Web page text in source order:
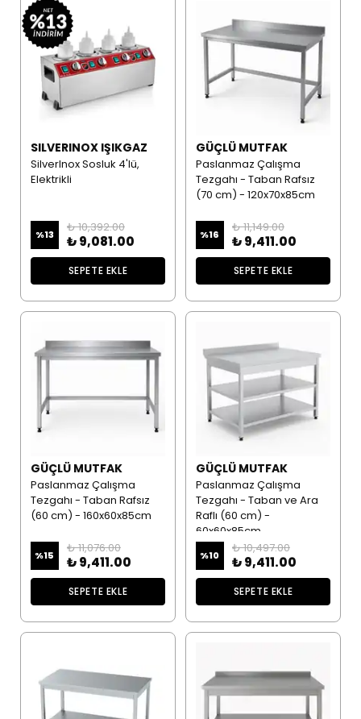
SILVERINOX IŞIKGAZ
SilverInox Sosluk 4'lü,
Elektrikli
%13
₺ 10,392.00
₺ 9,081.00
SEPETE EKLE
GÜÇLÜ MUTFAK
Paslanmaz Çalışma
Tezgahı - Taban Rafsız
(70 cm) - 120x70x85cm
%16
₺ 11,149.00
₺ 9,411.00
SEPETE EKLE
GÜÇLÜ MUTFAK
Paslanmaz Çalışma
Tezgahı - Taban Rafsız
(60 cm) - 160x60x85cm
%15
₺ 11,076.00
₺ 9,411.00
SEPETE EKLE
GÜÇLÜ MUTFAK
Paslanmaz Çalışma
Tezgahı - Taban ve Ara
Raflı (60 cm) -
60x60x85cm
%10
₺ 10,497.00
₺ 9,411.00
SEPETE EKLE